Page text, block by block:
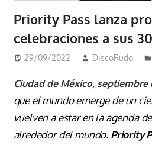
Priority Pass lanza
celebraciones a sus
29/09/2022 DiscoRudo
Ciudad de México, septiembre
que el mundo emerge de un
vuelven a estar en la agenda
alrededor del mundo. Priority